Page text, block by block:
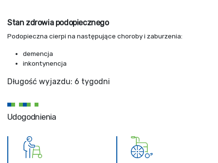
Stan zdrowia podopiecznego
Podopieczna cierpi na następujące choroby i zaburzenia:
demencja
inkontynencja
Długość wyjazdu: 6 tygodni
Udogodnienia